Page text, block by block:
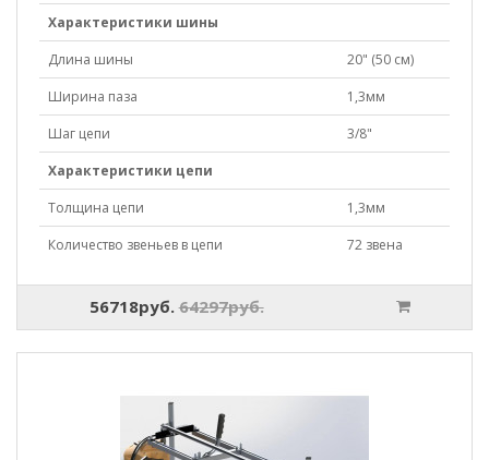
Характеристики шины
Длина шины
20" (50 см)
Ширина паза
1,3мм
Шаг цепи
3/8"
Характеристики цепи
Толщина цепи
1,3мм
Количество звеньев в цепи
72 звена
56718руб. 64297руб.